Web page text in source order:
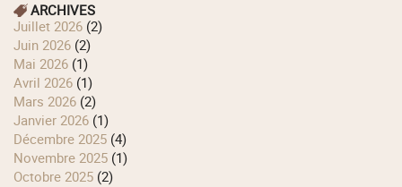
ARCHIVES
juillet 2026 (2)
juin 2026 (2)
mai 2026 (1)
avril 2026 (1)
mars 2026 (2)
janvier 2026 (1)
décembre 2025 (4)
novembre 2025 (1)
octobre 2025 (2)